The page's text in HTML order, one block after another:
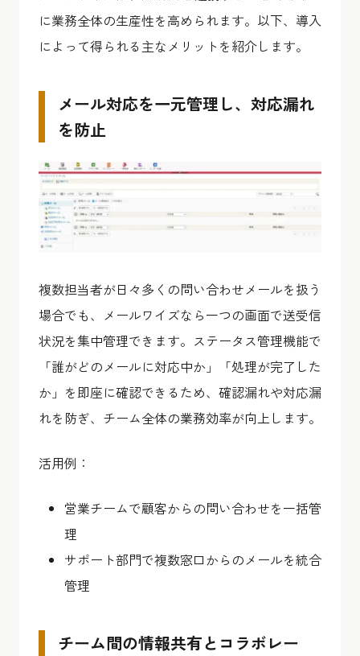
に業務全体の生産性を高められます。以下、導入
によって得られる主なメリットを紹介します。
メール対応を一元管理し、対応漏れ
を防止
複数担当者が日々多くの問い合わせメールを扱う
場合でも、メールワイズなら一つの画面で送受信
状況を集中管理できます。ステータス管理機能で
「誰がどのメールに対応中か」「処理が完了した
か」を即座に確認できるため、確認漏れや対応漏
れを防ぎ、チーム全体の業務効率が向上します。
活用例：
営業チームで顧客からの問い合わせを一括管
理
サポート部門で複数窓口からのメールを統合
管理
チーム間の情報共有とコラボレー